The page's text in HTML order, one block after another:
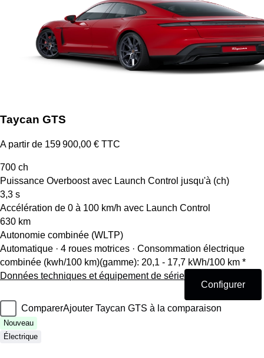
Taycan GTS
A partir de 159 900,00 € TTC
700 ch
Puissance Overboost avec Launch Control jusqu'à (ch)
3,3 s
Accélération de 0 à 100 km/h avec Launch Control
630 km
Autonomie combinée (WLTP)
Automatique · 4 roues motrices · Consommation électrique
combinée (kwh/100 km)(gamme): 20,1 - 17,7 kWh/100 km *
Données techniques et équipement de série
Configurer
ComparerAjouter Taycan GTS à la comparaison
Nouveau
Électrique